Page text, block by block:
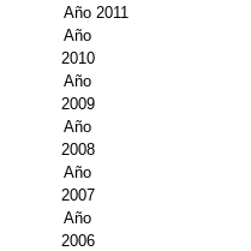
Buscador de Comunicaciones
Buscador de Comunicaciones
CONTACTO
BUSCADOR
Año 2011
Año
2010
Año
2009
Año
2008
Año
2007
Año
2006